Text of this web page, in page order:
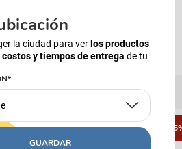
la ciudad para verlos productos
y tiempos de entrega de tu
GUARDAR